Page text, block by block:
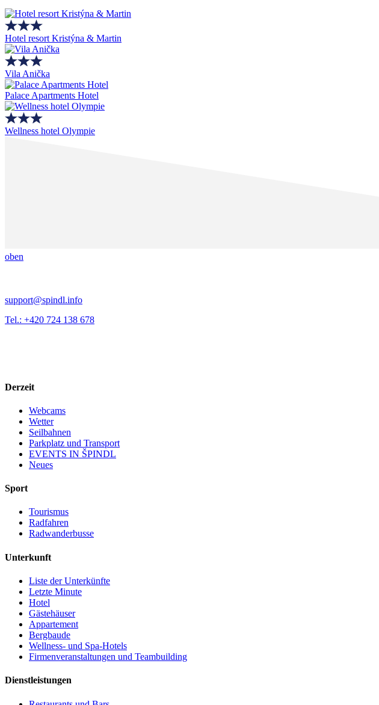
Hotel resort Kristýna & Martin
Vila Anička
Palace Apartments Hotel
Wellness hotel Olympie
oben
support@spindl.info
Tel.: +420 724 138 678
Derzeit
Webcams
Wetter
Seilbahnen
Parkplatz und Transport
EVENTS IN ŠPINDL
Neues
Sport
Tourismus
Radfahren
Radwanderbusse
Unterkunft
Liste der Unterkünfte
Letzte Minute
Hotel
Gästehäuser
Appartement
Bergbaude
Wellness- und Spa-Hotels
Firmenveranstaltungen und Teambuilding
Dienstleistungen